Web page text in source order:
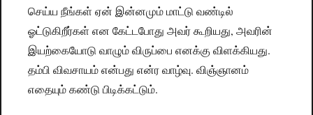
செய்ய நீங்கள் ஏன் இன்னமும் மாட்டு வண்டில்
ஓட்டுகிறீர்கள் என கேட்டபோது அவர் கூறியது, அவரின்
இயற்கையோடு வாழும் விருப்பை எனக்கு விளக்கியது.
தம்பி விவசாயம் என்பது என்ர வாழ்வு. விஞ்ஞானம்
எதையும் கண்டு பிடிக்கட்டும்.